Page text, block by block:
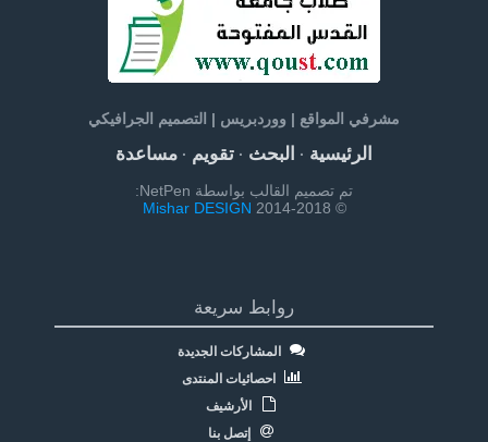
مشرفي المواقع | ووردبريس | التصميم الجرافيكي
الرئيسية· البحث· تقويم· مساعدة
تم تصميم القالب بواسطة NetPen:
© 2014-2018
Mishar DESIGN
روابط سريعة
المشاركات الجديدة
احصائيات المنتدى
الأرشيف
إتصل بنا